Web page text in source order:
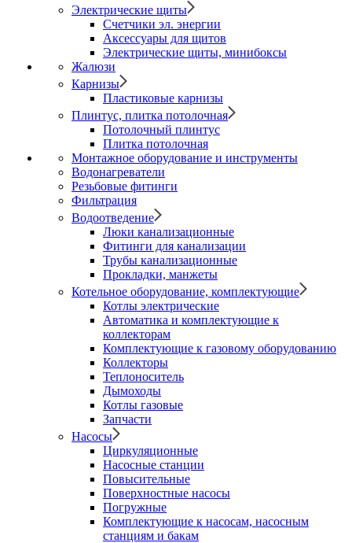
Электрические щиты
Счетчики эл. энергии
Аксессуары для щитов
Электрические щиты, минибоксы
Жалюзи
Карнизы
Пластиковые карнизы
Плинтус, плитка потолочная
Потолочный плинтус
Плитка потолочная
Монтажное оборудование и инструменты
Водонагреватели
Резьбовые фитинги
Фильтрация
Водоотведение
Люки канализационные
Фитинги для канализации
Трубы канализационные
Прокладки, манжеты
Котельное оборудование, комплектующие
Котлы электрические
Автоматика и комплектующие к
коллекторам
Комплектующие к газовому оборудованию
Коллекторы
Теплоноситель
Дымоходы
Котлы газовые
Запчасти
Насосы
Циркуляционные
Насосные станции
Повысительные
Поверхностные насосы
Погружные
Комплектующие к насосам, насосным
станциям и бакам